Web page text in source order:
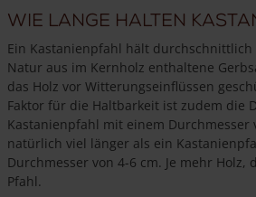
Wie lange halten
Ein Kastanienpfahl hält durchschnittlich
Natur aus im Kernholz enthaltene
das Holz vor Witterungseinflüssen
Faktor für die Haltbarkeit ist zudem die
Kastanienpfahl mit einem Durchmesser
natürlich viel länger als ein
Durchmesser von 4-6 cm. Je mehr Holz,
Pfahl.